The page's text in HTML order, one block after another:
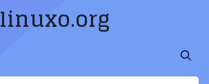
linuxo.org